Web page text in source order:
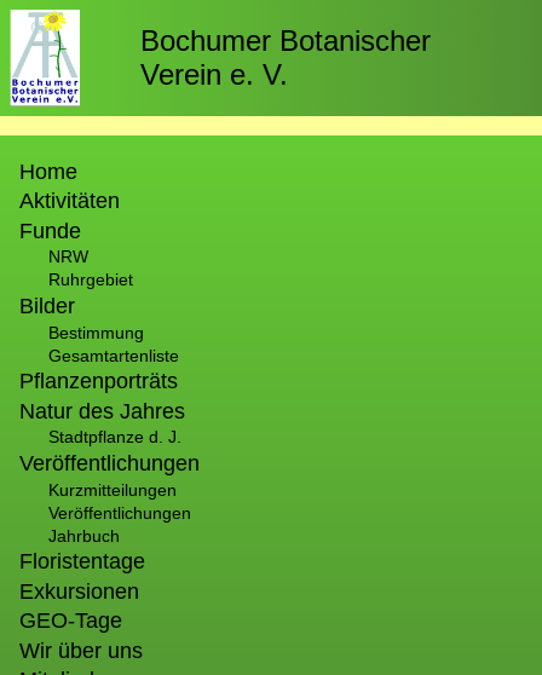
Direkt
zum
Inhalt
Bochumer Botanischer
Verein e. V.
Home
Aktivitäten
Funde
NRW
Ruhrgebiet
Bilder
Bestimmung
Gesamtartenliste
Pflanzenporträts
Natur des Jahres
Stadtpflanze d. J.
Veröffentlichungen
Kurzmitteilungen
Veröffentlichungen
Jahrbuch
Floristentage
Exkursionen
GEO-Tage
Wir über uns